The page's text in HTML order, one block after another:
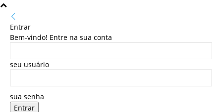
Entrar
Bem-vindo! Entre na sua conta
seu usuário
sua senha